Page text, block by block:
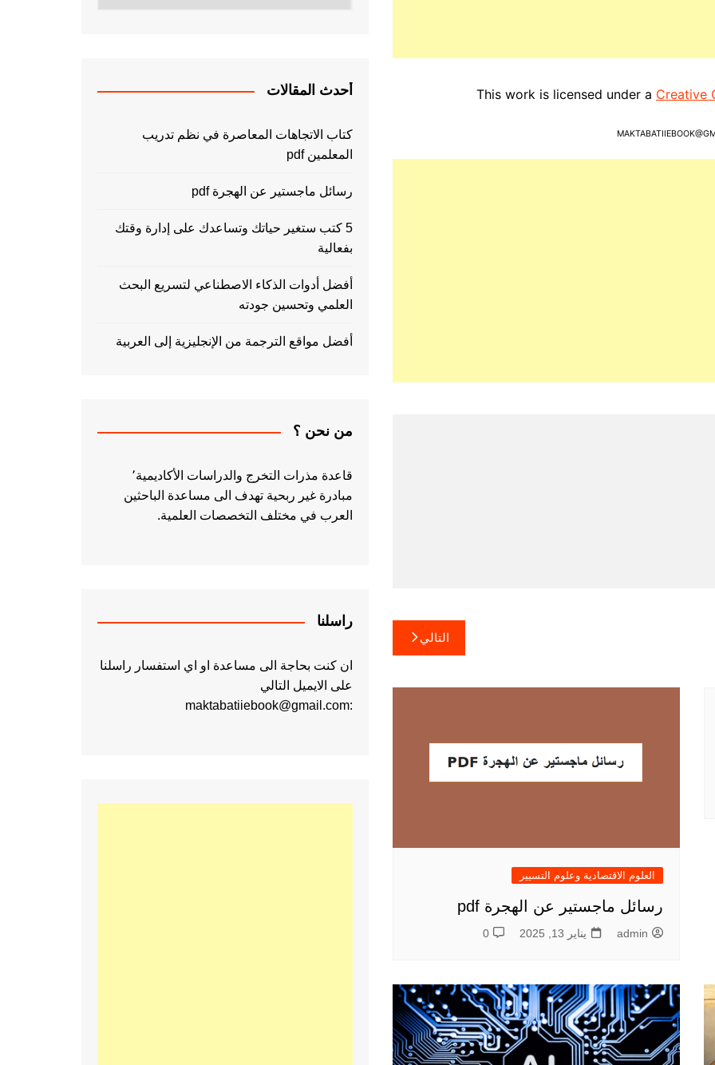
This work is licensed under a Creative
التالي
العلوم الاقتصادية وعلوم التسيير
رسائل ماجستير عن الهجرة pdf
admin يناير 13, 2025 0
أحدث المقالات
كتاب الاتجاهات المعاصرة في نظم تدريب
المعلمين pdf
رسائل ماجستير عن الهجرة pdf
5 كتب ستغير حياتك وتساعدك على إدارة وقتك
بفعالية
أفضل أدوات الذكاء الاصطناعي لتسريع البحث
العلمي وتحسين جودته
أفضل مواقع الترجمة من الإنجليزية إلى العربية
من نحن ؟
قاعدة مذرات التخرج والدراسات الأكاديمية٬
مبادرة غير ربحية تهدف الى مساعدة الباحثين
العرب في مختلف التخصصات العلمية.
راسلنا
ان كنت بحاجة الى مساعدة او اي استفسار راسلنا
على الايميل التالي
:maktabatiiebook@gmail.com